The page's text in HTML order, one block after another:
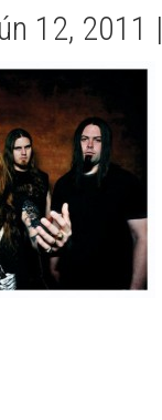
12, 2011 |